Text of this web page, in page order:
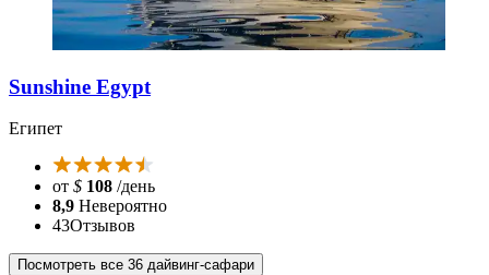
Sunshine Egypt
Египет
от $ 108 /день
8,9 Невероятно
43Отзывов
Посмотреть все 36 дайвинг-сафари